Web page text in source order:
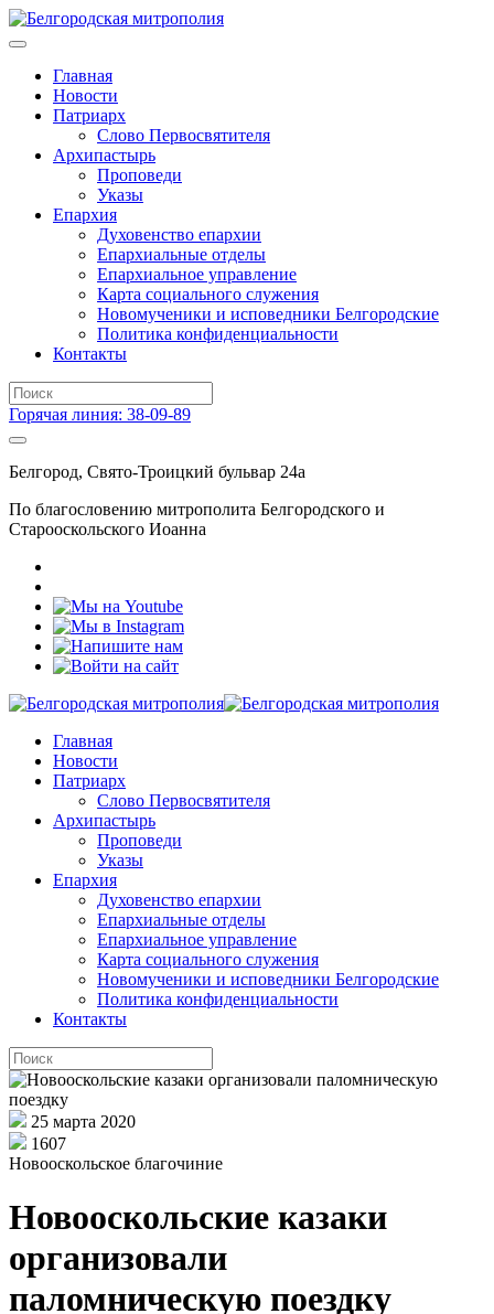
Главная
Новости
Патриарх
Слово Первосвятителя
Архипастырь
Проповеди
Указы
Епархия
Духовенство епархии
Епархиальные отделы
Епархиальное управление
Карта социального служения
Новомученики и исповедники Белгородские
Политика конфиденциальности
Контакты
Горячая линия: 38-09-89
Белгород, Свято-Троицкий бульвар 24а
По благословению митрополита Белгородского и
Старооскольского Иоанна
Главная
Новости
Патриарх
Слово Первосвятителя
Архипастырь
Проповеди
Указы
Епархия
Духовенство епархии
Епархиальные отделы
Епархиальное управление
Карта социального служения
Новомученики и исповедники Белгородские
Политика конфиденциальности
Контакты
25 марта 2020
1607
Новооскольское благочиние
Новооскольские казаки
организовали
паломническую поездку